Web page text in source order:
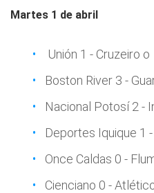
Martes 1 de abril
Unión 1 - Cruzeiro o
Boston River 3 -
Nacional Potosí 2 -
Deportes Iquique 1
Once Caldas 0 -
Cienciano 0 -